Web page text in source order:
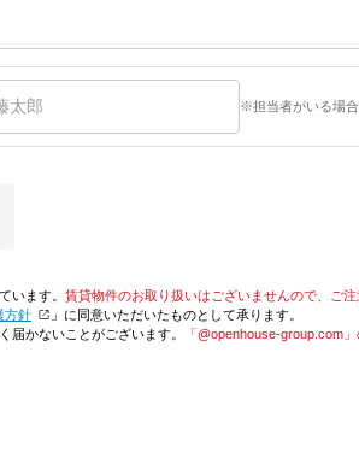
※担当者がいる場合
います。 賃貸物件のお取り扱いはございませんので、ご注
方針
」に同意いただいたものとして承ります。
届かないことがございます。
「@openhouse-group.com